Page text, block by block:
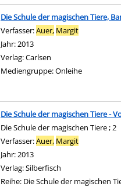
Die Schule der magischen Tiere,
Verfasser:Auer, Margit
Jahr:2013
Verlag:Carlsen
Mediengruppe:Onleihe
Die Schule der magischen Tiere -
Die Schule der magischen Tiere ; 2
Verfasser:Auer, Margit
Jahr:2013
Verlag:Silberfisch
Reihe: Die Schule der magischen